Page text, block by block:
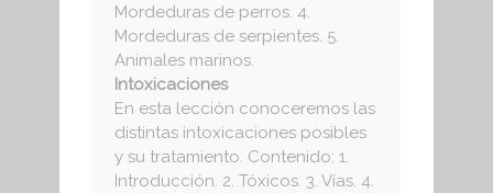
Mordeduras de perros. 4.
Mordeduras de serpientes. 5.
Animales marinos.
Intoxicaciones
En esta lección conoceremos las
distintas intoxicaciones posibles
y su tratamiento. Contenido: 1.
Introducción. 2. Tóxicos. 3. Vías. 4.